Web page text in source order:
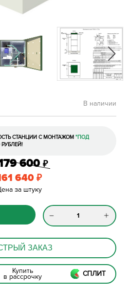
В наличии
СТАНЦИИ С МОНТАЖОМ"ПОД
РУБЛЕЙ!
600₽
640 ₽
за штуку
ЗАКАЗ
Купить
в рассрочку СПЛИТ